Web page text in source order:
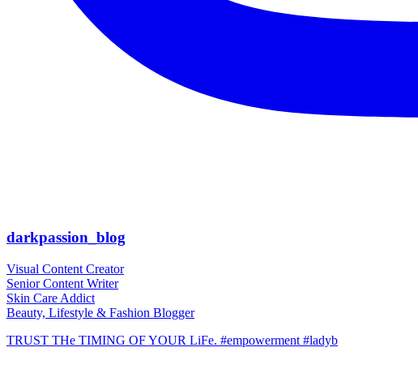
darkpassion_blog
Visual Content Creator
Senior Content Writer
Skin Care Addict
Beauty, Lifestyle & Fashion Blogger
TRUST THe TIMING OF YOUR LiFe. #empowerment #ladyb